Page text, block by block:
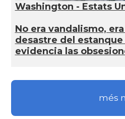
Washington - Estats
No era vandalismo,
desastre del
evidencia las
més